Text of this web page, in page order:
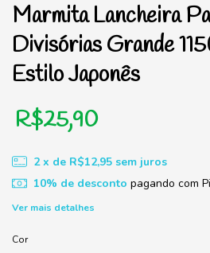
Marmita Lancheira
Divisórias Grande
Estilo Japonês
R$25,90
2 x de R$12,95 sem juros
10% de desconto pagando com
Ver mais detalhes
Cor